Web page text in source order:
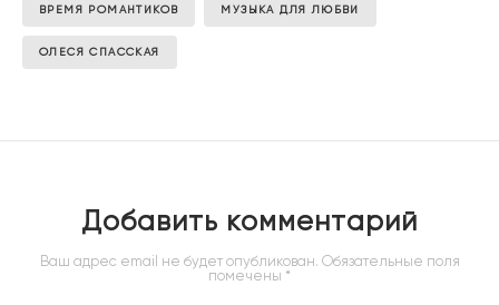
ВРЕМЯ РОМАНТИКОВ МУЗЫКА ДЛЯ ЛЮБВИ
ОЛЕСЯ СПАССКАЯ
Добавить комментарий
Ваш адрес email не будет опубликован. Обязательные поля
помечены *